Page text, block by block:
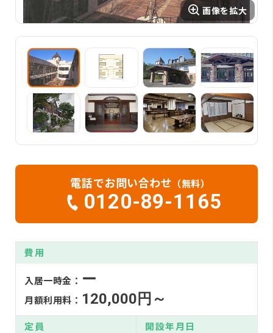
電話でお問い合わせ （無料）
0120-89-1165
費用
入居一時金： ー
月額利用料： 120,000円～
定員
開設年月日